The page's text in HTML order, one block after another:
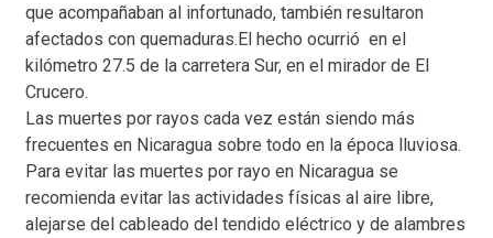
que acompañaban al infortunado, también resultaron
afectados con quemaduras.El hecho ocurrió en el
kilómetro 27.5 de la carretera Sur, en el mirador de El
Crucero.
Las muertes por rayos cada vez están siendo más
frecuentes en Nicaragua sobre todo en la época lluviosa.
Para evitar las muertes por rayo en Nicaragua se
recomienda evitar las actividades físicas al aire libre,
alejarse del cableado del tendido eléctrico y de alambres